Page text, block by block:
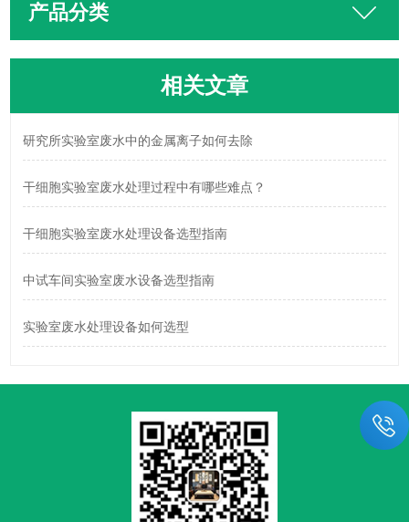
产品分类
相关文章
研究所实验室废水中的金属离子如何去除
干细胞实验室废水处理过程中有哪些难点？
干细胞实验室废水处理设备选型指南
中试车间实验室废水设备选型指南
实验室废水处理设备如何选型